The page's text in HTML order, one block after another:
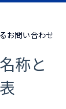
お問い合わせ
称と